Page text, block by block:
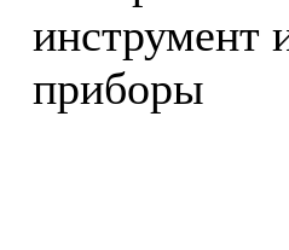
инструмент
приборы